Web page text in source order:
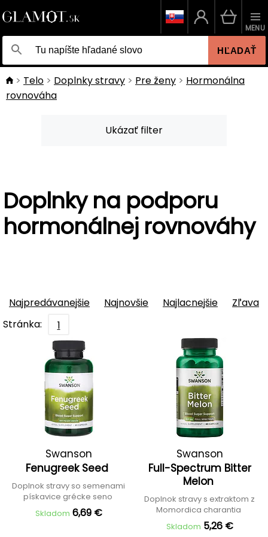
HĽADAŤ
MENU
Telo Doplnky stravy Pre ženy
Hormonálna
rovnováha
Ukázať filter
Doplnky na podporu
hormonálnej rovnováhy
Najpredávanejšie Najnovšie Najlacnejšie
Zľava
Stránka:
1
Swanson
Fenugreek Seed
Doplnok stravy so semenami
pískavice grécke seno
Skladom 6,69 €
Swanson
Full-Spectrum Bitter
Melon
Doplnok stravy s extraktom z
Momordica charantia
Skladom 5,26 €